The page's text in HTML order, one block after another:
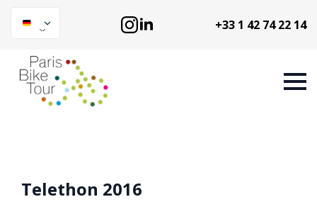
+33 1 42 74 22 14
Telethon 2016